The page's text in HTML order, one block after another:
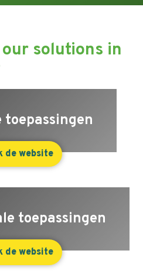
solutions in
de website
toepassingen
de website